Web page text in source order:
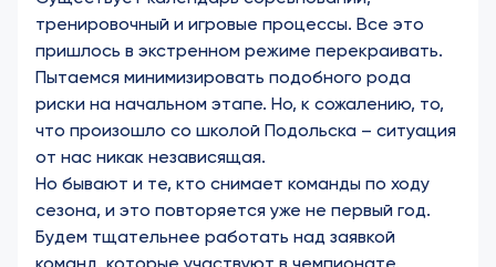
тренировочный и игровые процессы. Все это
пришлось в экстренном режиме перекраивать.
Пытаемся минимизировать подобного рода
риски на начальном этапе. Но, к сожалению, то,
что произошло со школой Подольска – ситуация
от нас никак независящая.
Но бывают и те, кто снимает команды по ходу
сезона, и это повторяется уже не первый год.
Будем тщательнее работать над заявкой